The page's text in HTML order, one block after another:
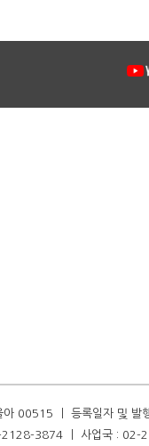
아 00515 ㅣ 등록일자 및
2128-3874 ㅣ 사업국 :